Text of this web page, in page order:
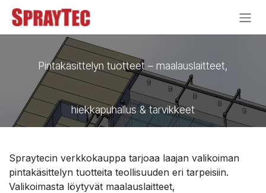
Siirry sisältöön
Pintakäsittelyn tuotteet – maalauslaitteet,
hiekkapuhallus & tarvikkeet
Spraytecin verkkokauppa tarjoaa laajan valikoiman
pintakäsittelyn tuotteita teollisuuden eri tarpeisiin.
Valikoimasta löytyvät maalauslaitteet,